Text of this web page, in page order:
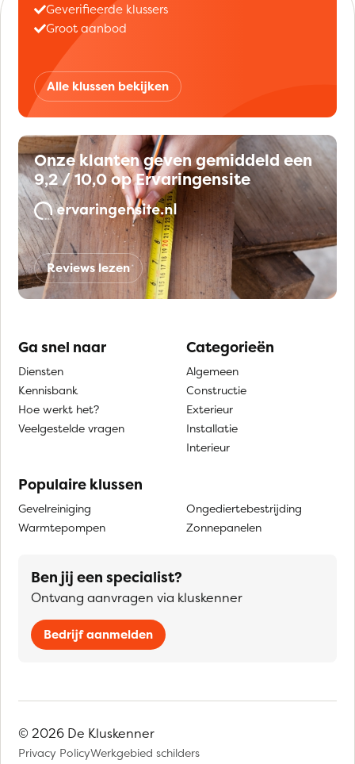
Geverifieerde klussers
Groot aanbod
Alle klussen bekijken
Onze klanten geven gemiddeld een
9,2 / 10,0 op Ervaringensite
Reviews lezen
Ga snel naar
Diensten
Kennisbank
Hoe werkt het?
Veelgestelde vragen
Categorieën
Algemeen
Constructie
Exterieur
Installatie
Interieur
Populaire klussen
Gevelreiniging
Warmtepompen
Ongediertebestrijding
Zonnepanelen
Ben jij een specialist?
Ontvang aanvragen via kluskenner
Bedrijf aanmelden
© 2026 De Kluskenner
Privacy PolicyWerkgebied schilders